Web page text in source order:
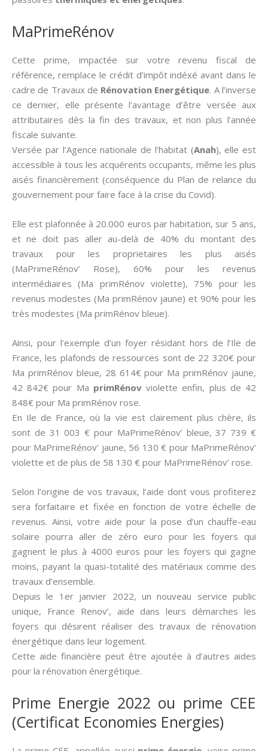
MaPrimeRénov
Cette prime, impactée sur votre revenu fiscal de
référence, remplace le crédit d’impôt indéxé avant dans le
cadre de Travaux de Rénovation Energétique. A l’inverse
ce dernier, elle présente l’avantage d’être versée aux
attributaires dès la fin des travaux, et non plus l’année
fiscale suivante.
Versée par l’Agence nationale de l’habitat (Anah), elle est
accessible à tous les acquérents occupants, même les plus
aisés financièrement (conséquence du Plan de relance du
gouvernement pour faire face à la crise du Covid).
Elle est plafonnée à 20.000 euros par habitation, sur 5 ans,
et ne doit pas aller au-delà de 40% du montant des
travaux pour les proprietaires les plus aisés
(MaPrimeRénov’ Rose), 60% pour les revenus
intermédiaires (Ma primRénov violette), 75% pour les
revenus modestes (Ma primRénov jaune) et 90% pour les
très modestes (Ma primRénov bleue).
Ainsi, pour l’exemple d’un foyer résidant hors de l’Ile de
France, les plafonds de ressources sont de 22 320€ pour
Ma primRénov bleue, 28 614€ pour Ma primRénov jaune,
42 842€ pour Ma primRénovviolette enfin, plus de 42
848€ pour Ma primRénov rose.
En Ile de France, où la vie est clairement plus chère, ils
sont de 31 003 € pour MaPrimeRénov’ bleue, 37 739 €
pour MaPrimeRénov’ jaune, 56 130 € pour MaPrimeRénov’
violette et de plus de 58 130 € pour MaPrimeRénov’ rose.
Selon l’origine de vos travaux, l’aide dont vous profiterez
sera forfaitaire et fixée en fonction de votre échelle de
revenus. Ainsi, votre aide pour la pose d’un chauffe-eau
solaire pourra aller de zéro euro pour les foyers qui
gagnent le plus à 4000 euros pour les foyers qui gagne
moins, payant la quasi-totalité des matériaux comme des
travaux d’ensemble.
Depuis le 1er janvier 2022, un nouveau service public
unique, France Renov’, aide dans leurs démarches les
foyers qui désirent réaliser des travaux de rénovation
énergétique dans leur logement.
Cette aide financière peut être ajoutée à d’autres aides
pour la rénovation énergétique.
Prime Energie 2022 ou prime CEE
(Certificat Economies Energies)